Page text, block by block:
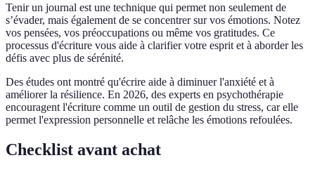
Tenir un journal est une technique qui permet non seulement de
s’évader, mais également de se concentrer sur vos émotions. Notez
vos pensées, vos préoccupations ou même vos gratitudes. Ce
processus d'écriture vous aide à clarifier votre esprit et à aborder les
défis avec plus de sérénité.
Des études ont montré qu'écrire aide à diminuer l'anxiété et à
améliorer la résilience. En 2026, des experts en psychothérapie
encouragent l'écriture comme un outil de gestion du stress, car elle
permet l'expression personnelle et relâche les émotions refoulées.
Checklist avant achat